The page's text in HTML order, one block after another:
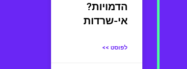
הדמויות?
אי-שרדות
לפוסט >>